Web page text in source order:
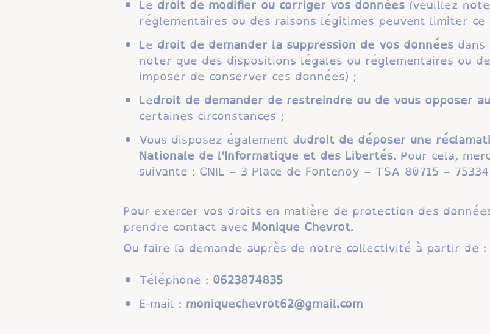
Le droit de modifier ou corriger vos données(veuillez
réglementaires ou des raisons légitimes peuvent limiter
Le droit de demander la suppression de vos donnéesdans
noter que des dispositions légales ou réglementaires ou
imposer de conserver ces données) ;
Ledroit de demander de restreindre ou de vous opposer
certaines circonstances ;
Vous disposez également dudroit de déposer une
Nationale de l’Informatique et des Libertés. Pour cela,
suivante : CNIL – 3 Place de Fontenoy – TSA 80715 –
Pour exercer vos droits en matière de protection des
prendre contact avec Monique Chevrot.
Ou faire la demande auprès de notre collectivité à partir de :
Téléphone : 5384783260
E-mail : moc.liamg@26torvehceuqinom